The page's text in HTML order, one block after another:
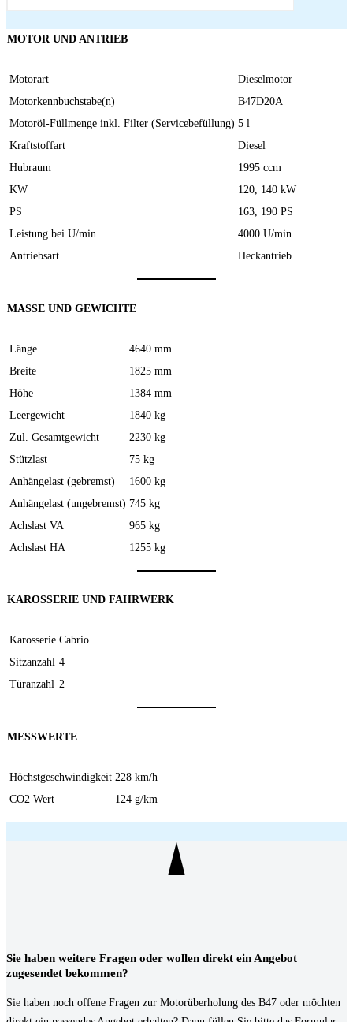
MOTOR UND ANTRIEB
Motorart
Dieselmotor
Motorkennbuchstabe(n)
B47D20A
Motoröl-Füllmenge inkl. Filter (Servicebefüllung) 5 l
Kraftstoffart
Diesel
Hubraum
1995 ccm
KW
120, 140 kW
PS
163, 190 PS
Leistung bei U/min
4000 U/min
Antriebsart
Heckantrieb
MASSE UND GEWICHTE
Länge
4640 mm
Breite
1825 mm
Höhe
1384 mm
Leergewicht
1840 kg
Zul. Gesamtgewicht
2230 kg
Stützlast
75 kg
Anhängelast (gebremst)
1600 kg
Anhängelast (ungebremst) 745 kg
Achslast VA
965 kg
Achslast HA
1255 kg
KAROSSERIE UND FAHRWERK
Karosserie Cabrio
Sitzanzahl 4
Türanzahl 2
MESSWERTE
Höchstgeschwindigkeit 228 km/h
CO2 Wert
124 g/km
Sie haben weitere Fragen oder wollen direkt ein Angebot
zugesendet bekommen?
Sie haben noch offene Fragen zur Motorüberholung des B47 oder möchten